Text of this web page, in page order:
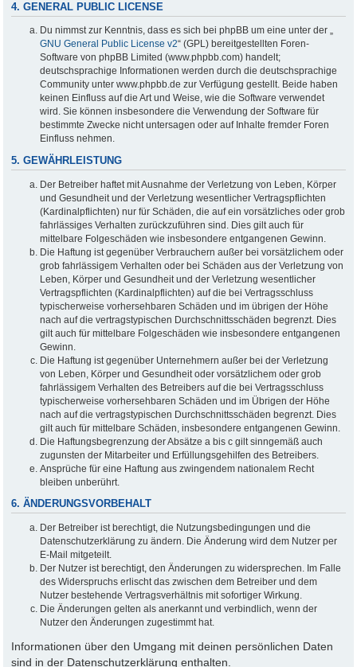
4. GENERAL PUBLIC LICENSE
Du nimmst zur Kenntnis, dass es sich bei phpBB um eine unter der „
GNU General Public License v2“ (GPL) bereitgestellten Foren-
Software von phpBB Limited (www.phpbb.com) handelt;
deutschsprachige Informationen werden durch die deutschsprachige
Community unter www.phpbb.de zur Verfügung gestellt. Beide haben
keinen Einfluss auf die Art und Weise, wie die Software verwendet
wird. Sie können insbesondere die Verwendung der Software für
bestimmte Zwecke nicht untersagen oder auf Inhalte fremder Foren
Einfluss nehmen.
5. GEWÄHRLEISTUNG
Der Betreiber haftet mit Ausnahme der Verletzung von Leben, Körper
und Gesundheit und der Verletzung wesentlicher Vertragspflichten
(Kardinalpflichten) nur für Schäden, die auf ein vorsätzliches oder grob
fahrlässiges Verhalten zurückzuführen sind. Dies gilt auch für
mittelbare Folgeschäden wie insbesondere entgangenen Gewinn.
Die Haftung ist gegenüber Verbrauchern außer bei vorsätzlichem oder
grob fahrlässigem Verhalten oder bei Schäden aus der Verletzung von
Leben, Körper und Gesundheit und der Verletzung wesentlicher
Vertragspflichten (Kardinalpflichten) auf die bei Vertragsschluss
typischerweise vorhersehbaren Schäden und im übrigen der Höhe
nach auf die vertragstypischen Durchschnittsschäden begrenzt. Dies
gilt auch für mittelbare Folgeschäden wie insbesondere entgangenen
Gewinn.
Die Haftung ist gegenüber Unternehmern außer bei der Verletzung
von Leben, Körper und Gesundheit oder vorsätzlichem oder grob
fahrlässigem Verhalten des Betreibers auf die bei Vertragsschluss
typischerweise vorhersehbaren Schäden und im Übrigen der Höhe
nach auf die vertragstypischen Durchschnittsschäden begrenzt. Dies
gilt auch für mittelbare Schäden, insbesondere entgangenen Gewinn.
Die Haftungsbegrenzung der Absätze a bis c gilt sinngemäß auch
zugunsten der Mitarbeiter und Erfüllungsgehilfen des Betreibers.
Ansprüche für eine Haftung aus zwingendem nationalem Recht
bleiben unberührt.
6. ÄNDERUNGSVORBEHALT
Der Betreiber ist berechtigt, die Nutzungsbedingungen und die
Datenschutzerklärung zu ändern. Die Änderung wird dem Nutzer per
E-Mail mitgeteilt.
Der Nutzer ist berechtigt, den Änderungen zu widersprechen. Im Falle
des Widerspruchs erlischt das zwischen dem Betreiber und dem
Nutzer bestehende Vertragsverhältnis mit sofortiger Wirkung.
Die Änderungen gelten als anerkannt und verbindlich, wenn der
Nutzer den Änderungen zugestimmt hat.
Informationen über den Umgang mit deinen persönlichen Daten
sind in der Datenschutzerklärung enthalten.